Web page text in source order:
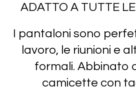
ADATTO A TUTTE
I pantaloni sono
lavoro, le riunioni e
formali. Abbinato
camicette con